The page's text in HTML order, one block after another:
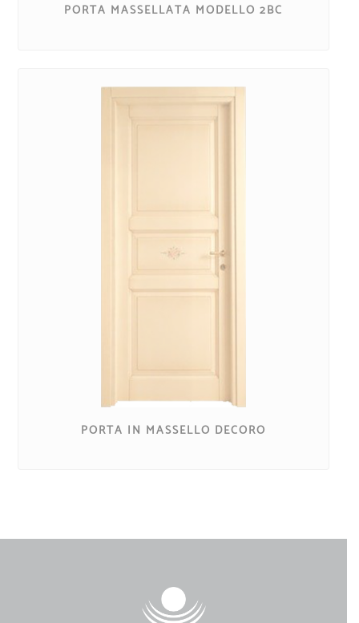
PORTA MASSELLATA MODELLO 2BC
PORTA IN MASSELLO DECORO